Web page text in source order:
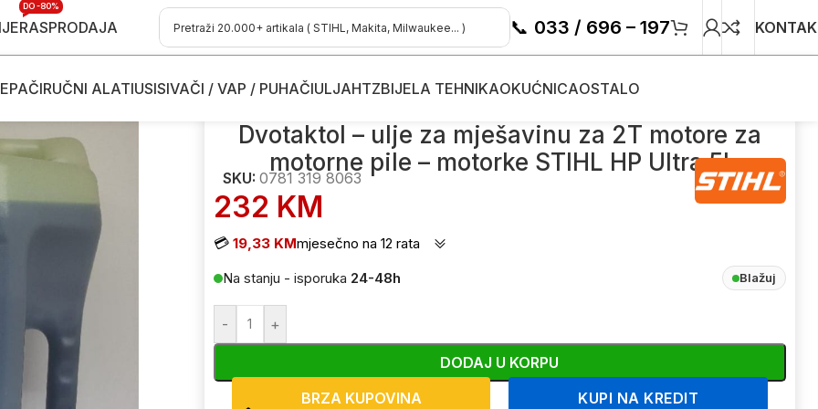
RASPRODAJA
DO -80%
📞 033 / 696 – 197
RUČNI ALATIUSISIVAČI / VAP / PUHAČIULJAHTZBIJELA TEHNIKAOKUĆNICAOSTALO
4T motore Dvotaktol – ulje za mješavinu za 2T motore za motorne pile – motorke STIHL HP Ultra 5l
Dvotaktol – ulje za mješavinu za 2T motore za
motorne pile – motorke STIHL HP Ultra 5l
SKU: 0781 319 8063
232 KM
💳 19,33 KMmjesečno na 12 rata
Na stanju - isporuka 24-48h Blažuj
- +
DODAJ U KORPU
BRZA KUPOVINA
KUPI NA KREDIT